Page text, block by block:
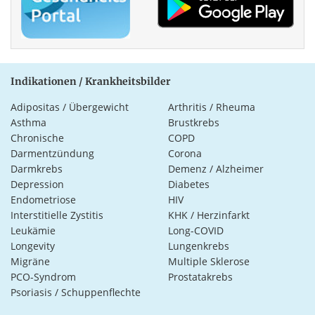
Indikationen / Krankheitsbilder
Adipositas / Übergewicht
Arthritis / Rheuma
Asthma
Brustkrebs
Chronische
Darmentzündung
COPD
Corona
Darmkrebs
Demenz / Alzheimer
Depression
Diabetes
Endometriose
HIV
Interstitielle Zystitis
KHK / Herzinfarkt
Leukämie
Long-COVID
Longevity
Lungenkrebs
Migräne
Multiple Sklerose
PCO-Syndrom
Prostatakrebs
Psoriasis / Schuppenflechte